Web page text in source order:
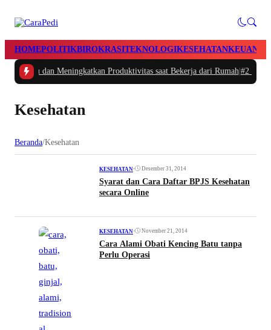
HOMEPOLITIKBIROKRASITEKNOLOGIKESEHATAN
Waktu dan Meningkatkan Produktivitas saat Bekerja dari Rumah|#2 -
Kesehatan
Beranda/Kesehatan
KESEHATAN• Desember 31, 2014
Syarat dan Cara Daftar BPJS Kesehatan
secara Online
KESEHATAN• November 21, 2014
Cara Alami Obati Kencing Batu tanpa
Perlu Operasi